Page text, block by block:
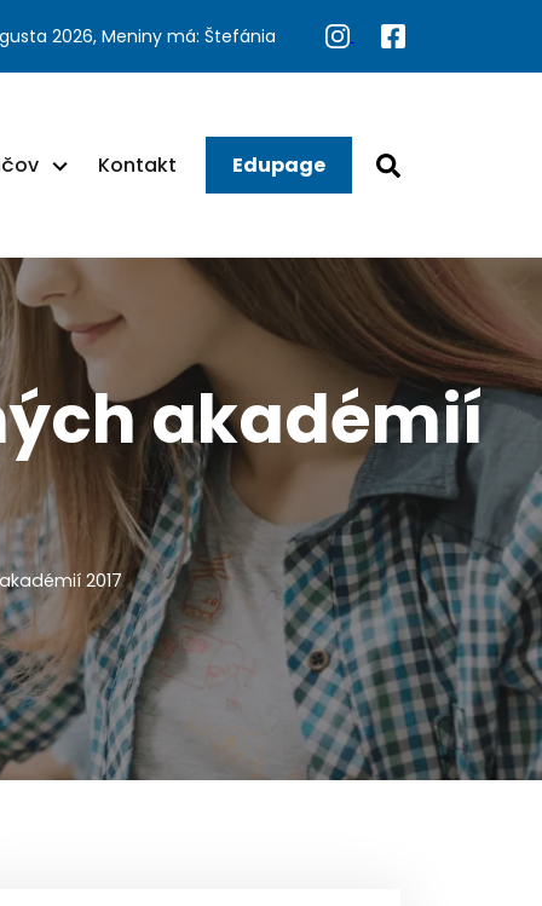
2026, Meniny má: Štefánia
Kontakt Edupage
akadémií
2017